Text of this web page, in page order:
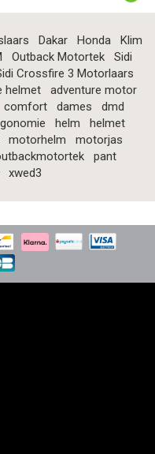
Dakar Honda
Klim
Outback Motortek
Sidi
Crossfire 3 Motorlaars
helmet
adventure motor
comfort dames
dmd
helm
helmet
motorhelm
motorjas
pant
xwed3